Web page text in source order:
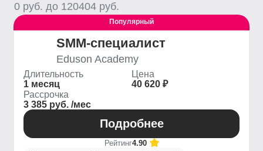
0 руб. до 120404 руб.
Популярный
SMM-cпециалист
Eduson Academy
Длительность
1 месяц
Цена
40 620 ₽
Рассрочка
3 385 руб. /мес
Подробнее
Рейтинг4.90